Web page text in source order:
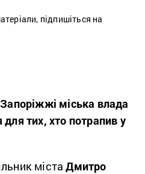
підпишіться на
міська влада
для тих, хто потрапив у
містаДмитро